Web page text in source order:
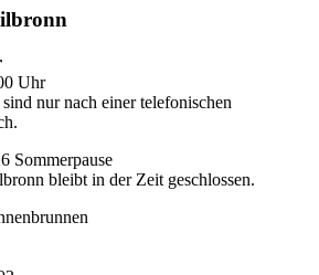
Uhr
nur nach einer telefonischen
Sommerpause
bleibt in der Zeit geschlossen.